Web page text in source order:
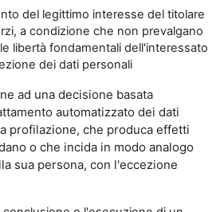
del legittimo interesse del titolare
a condizione che non prevalgano
libertà fondamentali dell'interessato
dei dati personali
ad una decisione basata
automatizzato dei dati
profilazione, che produca effetti
o che incida in modo analogo
sua persona, con l'eccezione